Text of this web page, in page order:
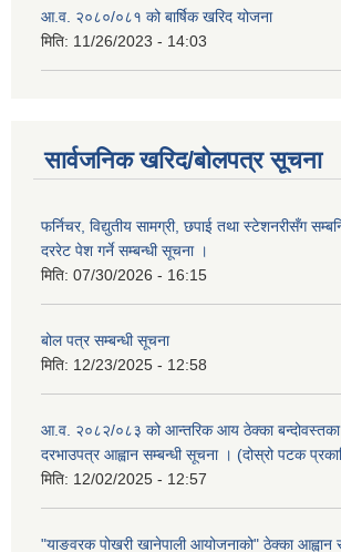
आ.व. २०८०/०८१ को बार्षिक खरिद योजना
मिति: 11/26/2023 - 14:03
सार्वजनिक खरिद/बोलपत्र सूचना
फर्निचर, विद्युतीय सामग्री, छपाई तथा स्टेशनरीसँग
दररेट पेश गर्ने सम्बन्धी सूचना ।
मिति: 07/30/2026 - 16:15
बोल पत्र सम्बन्धी सूचना
मिति: 12/23/2025 - 12:58
आ.व. २०८२/०८३ को आन्तरिक आय ठेक्का बन्दोवस्तका
दरभाउपत्र आह्वान सम्बन्धी सूचना । (दोस्रो पटक
मिति: 12/02/2025 - 12:57
"याङवरक पोखरी खानेपाली आयोजनाको" ठेक्का आह्वान